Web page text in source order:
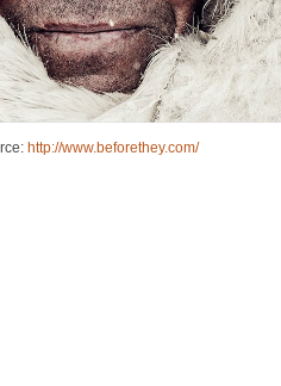
http://www.beforethey.com/